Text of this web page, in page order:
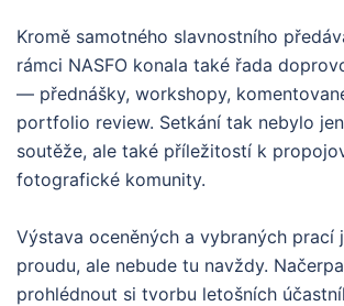
Kromě samotného slavnostního
rámci NASFO konala také řada
— přednášky, workshopy,
portfolio review. Setkání tak nebylo
soutěže, ale také příležitostí k
fotografické komunity.
Výstava oceněných a vybraných prací
proudu, ale nebude tu navždy.
prohlédnout si tvorbu letošních